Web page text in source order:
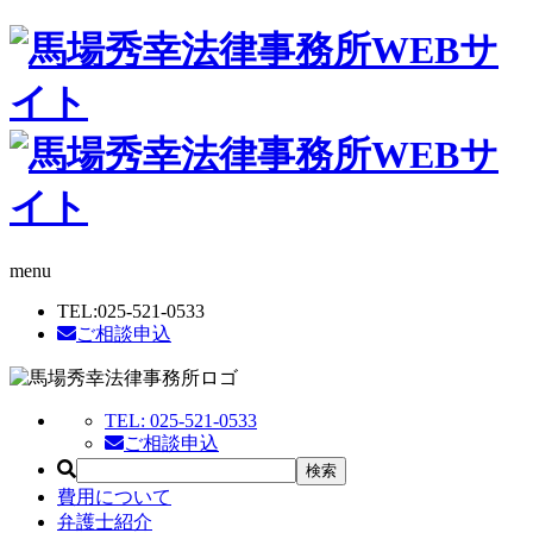
menu
TEL:025-521-0533
ご相談申込
TEL: 025-521-0533
ご相談申込
費用について
弁護士紹介